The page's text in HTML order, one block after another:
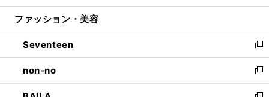
開
ウ
開
く
ン
ウ
で
開
く
ウ
ン
ド
ウ
で
開
ファッション・美容
Seventeen
新
し
い
ウ
non-no
新
し